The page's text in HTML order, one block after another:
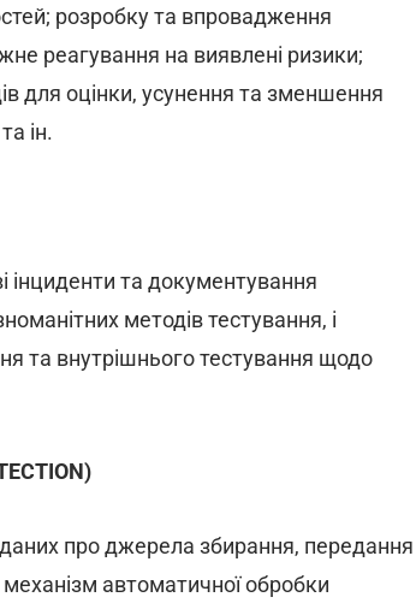
розробку та впровадження
реагування на виявлені ризики;
для оцінки, усунення та зменшення
ін.
інциденти та документування
методів тестування, і
та внутрішнього тестування щодо
про джерела збирання, передання
механізм автоматичної обробки